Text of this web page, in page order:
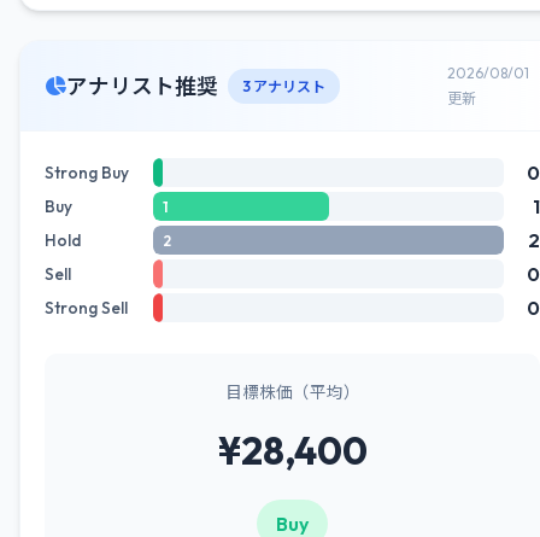
アナリスト推奨 3 アナリスト
2026/08/01
更新
Strong Buy 0
Buy 1 1
Hold 2 2
Sell 0
Strong Sell 0
目標株価（平均）
¥28,400
Buy